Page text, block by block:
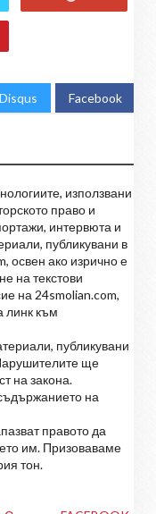
Disqus Facebook
използвани
право и
интервюта и
публикувани в
освен ако изрично е
на текстови
на 24smolian.com,
линк към
публикувани
ще
на закона.
на
правото да
им. Призоваваме
тон.